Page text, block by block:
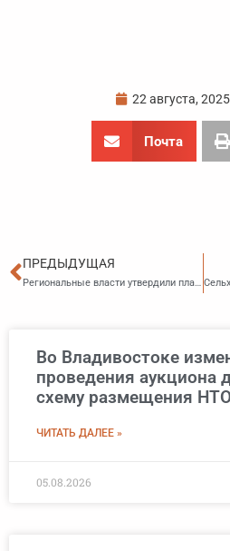
22 августа, 2025
Почта
Пред
ПРЕДЫДУЩАЯ
Региональные власти утвердили план создания единого парковочного пространства в транспортные системы
Во Владивостоке
проведения аукциона
схему размещения
ЧИТАТЬ ДАЛЕЕ »
05.08.2026